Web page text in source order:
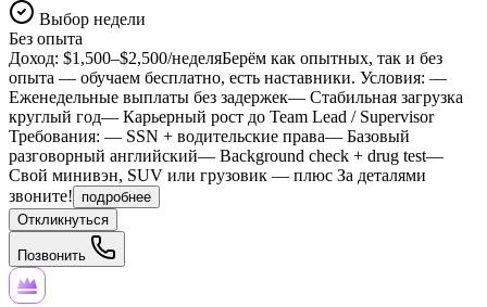
Выбор недели
Без опыта
Доход: $1,500–$2,500/неделяБерём как опытных, так и без
опыта — обучаем бесплатно, есть наставники. Условия: —
Еженедельные выплаты без задержек— Стабильная загрузка
круглый год— Карьерный рост до Team Lead / Supervisor
Требования: — SSN + водительские права— Базовый
разговорный английский— Background check + drug test—
Свой минивэн, SUV или грузовик — плюс За деталями
звоните!
подробнее
Откликнуться
Позвонить